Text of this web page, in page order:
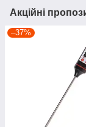
Акційні
–37%